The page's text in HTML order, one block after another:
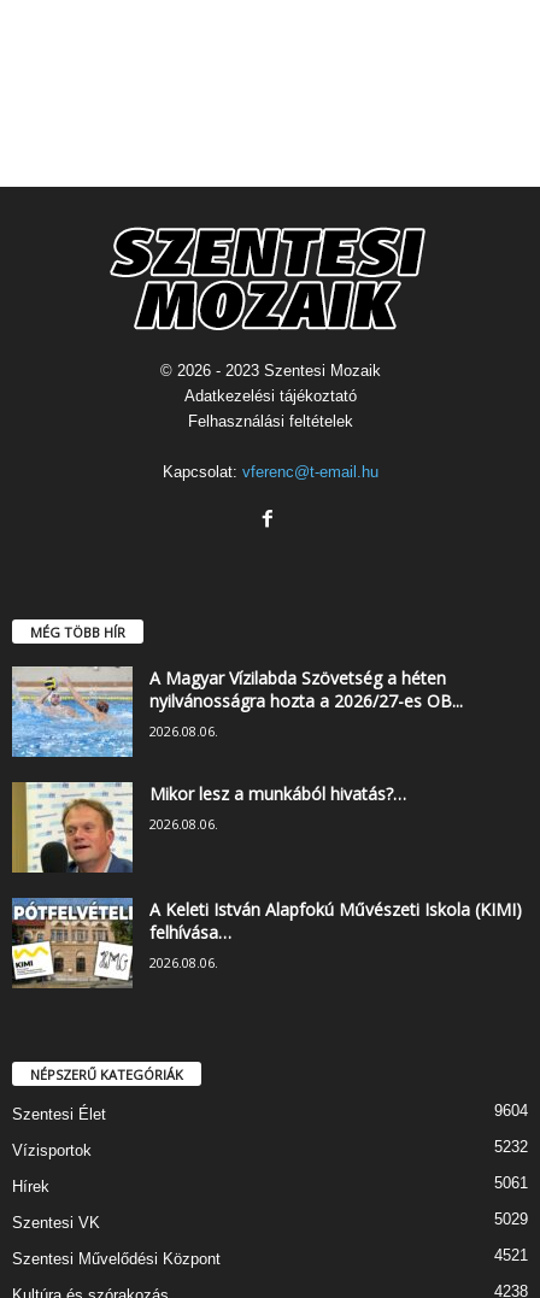
© 2026 - 2023 Szentesi Mozaik
Adatkezelési tájékoztató
Felhasználási feltételek
Kapcsolat: vferenc@t-email.hu
MÉG TÖBB HÍR
A Magyar Vízilabda Szövetség a héten
nyilvánosságra hozta a 2026/27-es OB...
2026.08.06.
Mikor lesz a munkából hivatás?…
2026.08.06.
A Keleti István Alapfokú Művészeti Iskola (KIMI)
felhívása…
2026.08.06.
NÉPSZERŰ KATEGÓRIÁK
Szentesi Élet 9604
Vízisportok 5232
Hírek 5061
Szentesi VK 5029
Szentesi Művelődési Központ 4521
4238